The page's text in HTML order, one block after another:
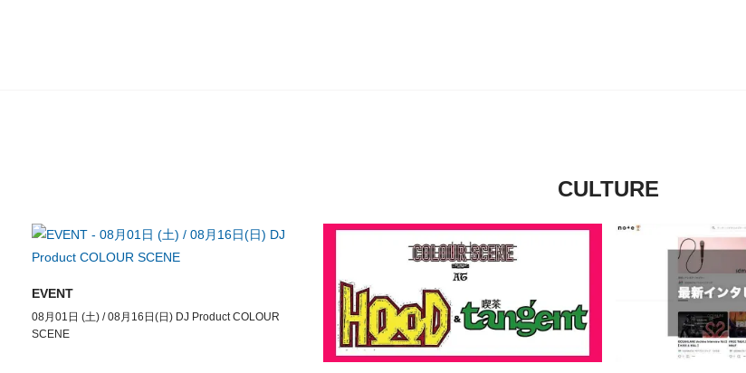
CULTURE
EVENT
08月01日 (土) / 08月16日(日) DJ Product COLOUR
SCENE